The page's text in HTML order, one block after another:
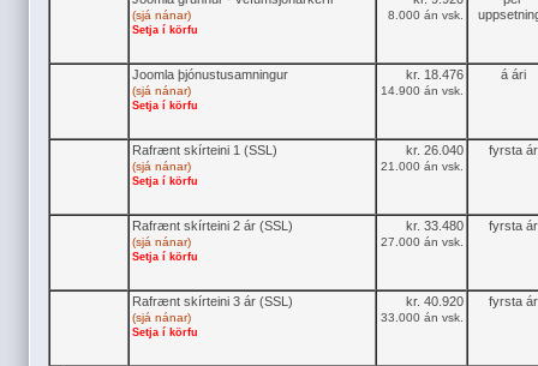
(sjá nánar)
Setja í körfu
8.000 án vsk.
Joomla þjónustusamningur
(sjá nánar)
Setja í körfu
kr. 18.476
14.900 án vsk.
á ári
Rafrænt skírteini 1 (SSL)
(sjá nánar)
Setja í körfu
kr. 26.040
21.000 án vsk.
fyrsta ár
Rafrænt skírteini 2 ár (SSL)
(sjá nánar)
Setja í körfu
kr. 33.480
27.000 án vsk.
fyrsta ár
Rafrænt skírteini 3 ár (SSL)
(sjá nánar)
Setja í körfu
kr. 40.920
33.000 án vsk.
fyrsta ár